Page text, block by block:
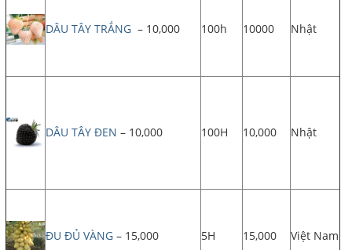
DÂU TÂY TRẮNG – 10,000 100h 10000 Nhật
DÂU TÂY ĐEN – 10,000 100H 10,000 Nhật
ĐU ĐỦ VÀNG – 15,000 5H 15,000 Việt Nam